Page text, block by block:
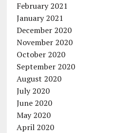
February 2021
January 2021
December 2020
November 2020
October 2020
September 2020
August 2020
July 2020
June 2020
May 2020
April 2020